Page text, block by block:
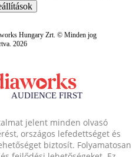
Hungary Zrt. © Minden jog
2026
jelent minden olvasó
országos lefedettséget és
biztosít. Folyamatosan